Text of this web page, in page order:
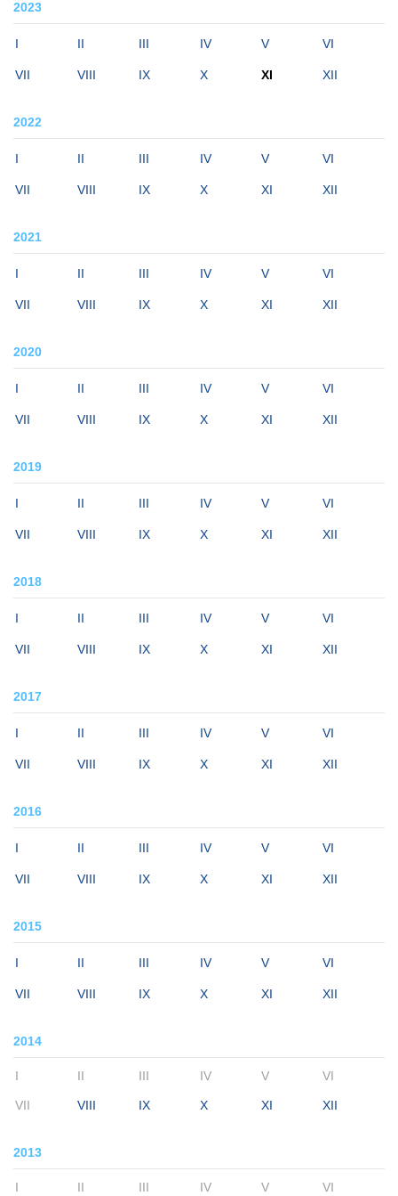
2023
I II III IV V VI
VII VIII IX X XI XII
2022
I II III IV V VI
VII VIII IX X XI XII
2021
I II III IV V VI
VII VIII IX X XI XII
2020
I II III IV V VI
VII VIII IX X XI XII
2019
I II III IV V VI
VII VIII IX X XI XII
2018
I II III IV V VI
VII VIII IX X XI XII
2017
I II III IV V VI
VII VIII IX X XI XII
2016
I II III IV V VI
VII VIII IX X XI XII
2015
I II III IV V VI
VII VIII IX X XI XII
2014
I II III IV V VI
VII VIII IX X XI XII
2013
I II III IV V
VI